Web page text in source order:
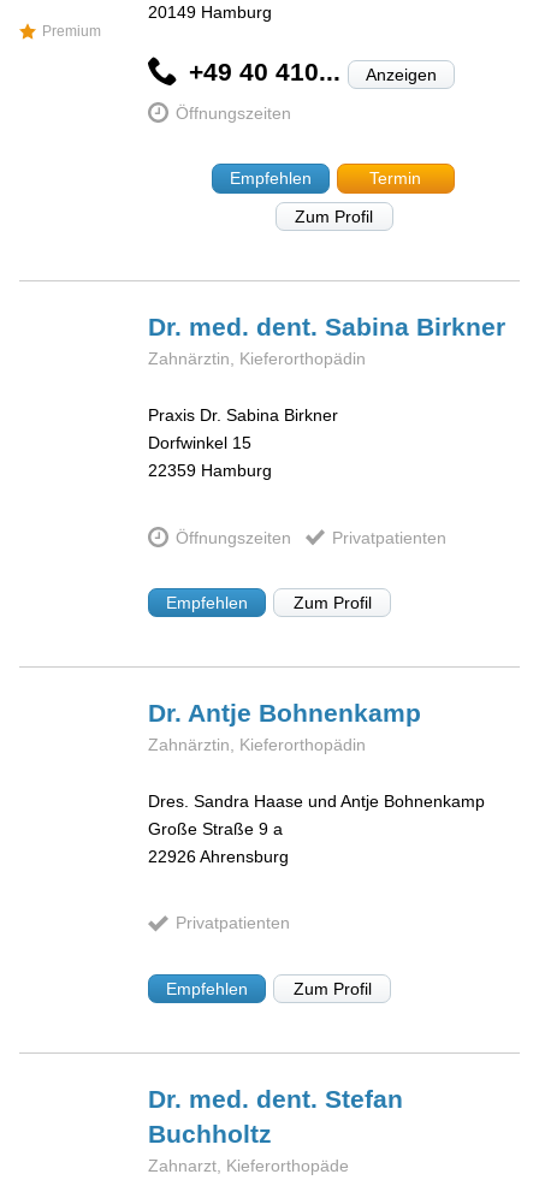
Premium
20149 Hamburg
+49 40 410... Anzeigen
Öffnungszeiten
Empfehlen
Termin
Zum Profil
Dr. med. dent. Sabina Birkner
Zahnärztin, Kieferorthopädin
Praxis Dr. Sabina Birkner
Dorfwinkel 15
22359 Hamburg
Öffnungszeiten Privatpatienten
Empfehlen Zum Profil
Dr. Antje Bohnenkamp
Zahnärztin, Kieferorthopädin
Dres. Sandra Haase und Antje Bohnenkamp
Große Straße 9 a
22926Ahrensburg
Privatpatienten
Empfehlen Zum Profil
Dr. med. dent. Stefan
Buchholtz
Zahnarzt, Kieferorthopäde